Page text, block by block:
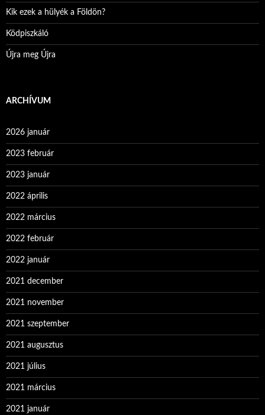
Kik ezek a hülyék a Földön?
Ködpiszkáló
Újra meg Újra
ARCHÍVUM
2026 január
2023 február
2023 január
2022 április
2022 március
2022 február
2022 január
2021 december
2021 november
2021 szeptember
2021 augusztus
2021 július
2021 március
2021 január